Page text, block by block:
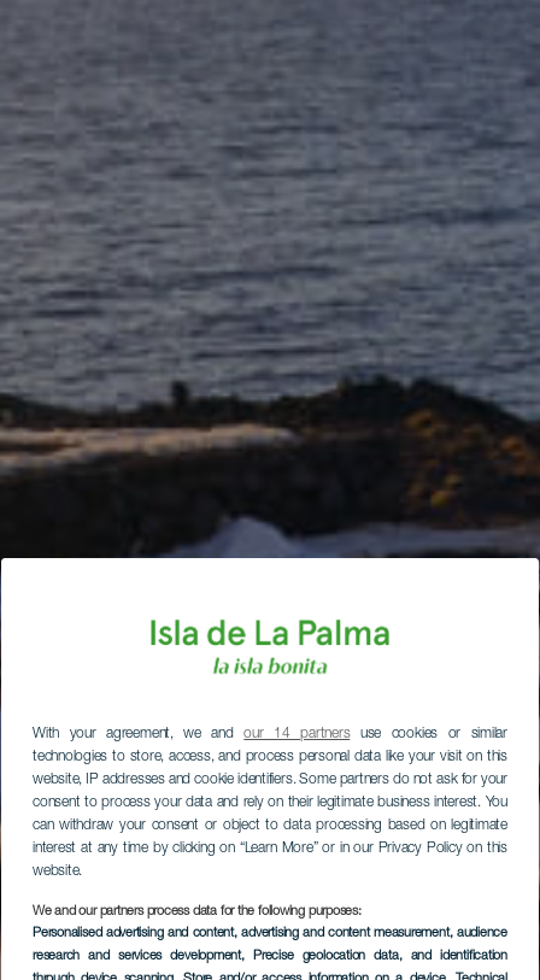
With your agreement, we andour 14 partnersuse cookies or similar
technologies to store, access, and process personal data like your visit on this
website, IP addresses and cookie identifiers. Some partners do not ask for your
consent to process your data and rely on their legitimate business interest. You
can withdraw your consent or object to data processing based on legitimate
interest at any time by clicking on “Learn More” or in our Privacy Policy on this
website.
We and our partners process data for the following purposes:
Personalised advertising and content, advertising and content measurement, audience
research and services development, Precise geolocation data, and identification